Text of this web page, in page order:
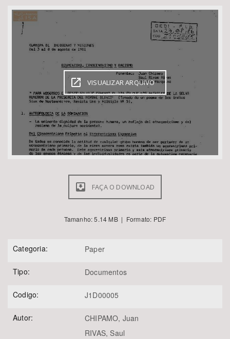
Bioma / Bacia
Área de Levantamento
Área Protegida
VISUALIZAR ARQUIVO
FAÇA O DOWNLOAD
Tamanho: 5.14 MB | Formato: PDF
Categoria: Paper
Tipo: Documentos
Codigo: J1D00005
Autor:
CHIPAMO, Juan
RIVAS, Saul